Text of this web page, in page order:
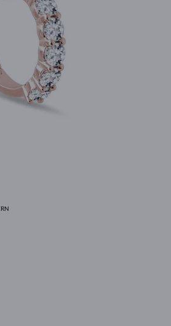
DESIGNSETS
HALSKETTEN
SCHMUCK
VRSTVENÍ
DIE MUTTER